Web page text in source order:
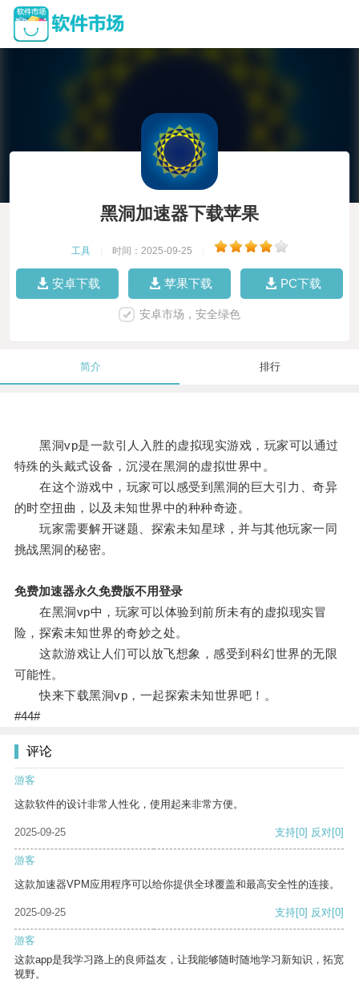
黑洞加速器下载苹果
工具 时间：2025-09-25
安卓下载 苹果下载 PC下载
安卓市场，安全绿色
简介 排行
黑洞vp是一款引人入胜的虚拟现实游戏，玩家可以通过
特殊的头戴式设备，沉浸在黑洞的虚拟世界中。
在这个游戏中，玩家可以感受到黑洞的巨大引力、奇异
的时空扭曲，以及未知世界中的种种奇迹。
玩家需要解开谜题、探索未知星球，并与其他玩家一同
挑战黑洞的秘密。
免费加速器永久免费版不用登录
在黑洞vp中，玩家可以体验到前所未有的虚拟现实冒
险，探索未知世界的奇妙之处。
这款游戏让人们可以放飞想象，感受到科幻世界的无限
可能性。
快来下载黑洞vp，一起探索未知世界吧！。
#44#
评论
游客
这款软件的设计非常人性化，使用起来非常方便。
2025-09-25 支持[0] 反对[0]
游客
这款加速器VPM应用程序可以给你提供全球覆盖和最高安全性的连接。
2025-09-25 支持[0] 反对[0]
游客
这款app是我学习路上的良师益友，让我能够随时随地学习新知识，拓宽
视野。